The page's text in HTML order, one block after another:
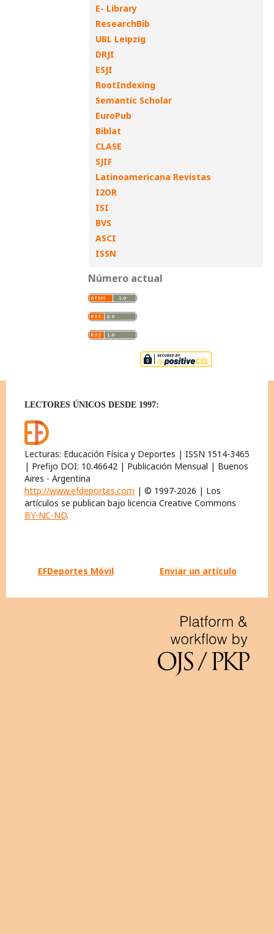
E- Library
ResearchBib
UBL Leipzig
DRJI
ESJI
RootIndexing
Semantic Scholar
EuroPub
Biblat
CLASE
SJIF
Latinoamericana Revistas
I2OR
ISI
BVS
ASCI
ISSN
Número actual
LECTORES ÚNICOS DESDE 1997:
Lecturas: Educación Física y Deportes | ISSN 1514-3465
| Prefijo DOI: 10.46642 | Publicación Mensual | Buenos
Aires - Argentina
http://www.efdeportes.com | © 1997-2026 | Los
artículos se publican bajo licencia Creative Commons
BY-NC-ND.
EFDeportes Móvil Enviar un artículo